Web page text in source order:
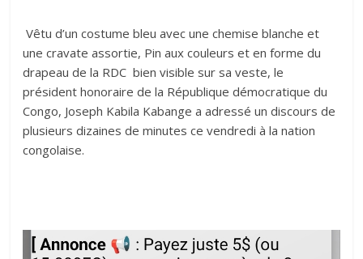
‎ Vêtu d’un costume bleu avec une chemise blanche et
une cravate assortie, Pin aux couleurs et en forme du
drapeau de la RDC bien visible sur sa veste, le
président honoraire de la République démocratique du
Congo, Joseph Kabila Kabange a adressé un discours de
plusieurs dizaines de minutes ce vendredi à la nation
congolaise.